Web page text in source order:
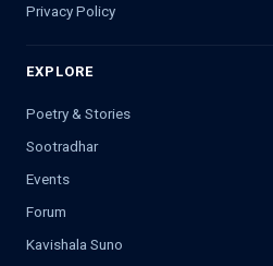
Privacy Policy
EXPLORE
Poetry & Stories
Sootradhar
Events
Forum
Kavishala Suno